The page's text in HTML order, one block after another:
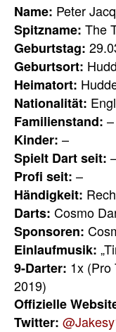
Name: Peter
Spitzname: The
Geburtstag:
Geburtsort:
Heimatort:
Nationalität:
Familienstand: –
Kinder: –
Spielt Dart seit:
Profi seit: –
Händigkeit:
Darts: Cosmo
Sponsoren:
Einlaufmusik:
9-Darter: 1x (Pro
2019)
Offizielle
Twitter: